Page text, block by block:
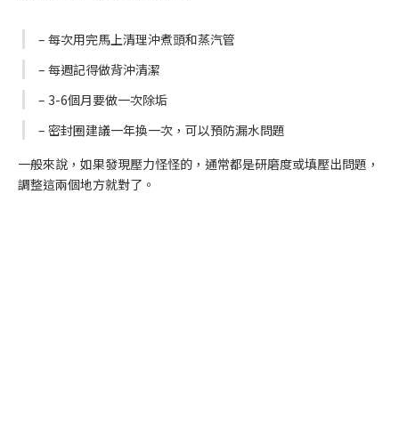
– 每次用完馬上清理沖煮頭和蒸汽管
– 每週記得做背沖清潔
– 3-6個月要做一次除垢
– 密封圈建議一年換一次，可以預防漏水問題
一般來說，如果發現壓力怪怪的，通常都是研磨度或填壓出問題，
調整這兩個地方就對了。